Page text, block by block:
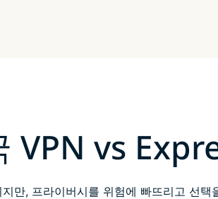
VPN vs
만, 프라이버시를 위험에 빠뜨리고 선